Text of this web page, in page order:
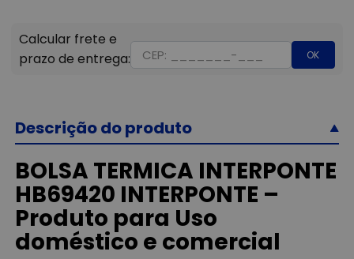
OK
Descrição do produto
BOLSA TERMICA INTERPONTE
HB69420 INTERPONTE –
Produto para Uso
doméstico e comercial